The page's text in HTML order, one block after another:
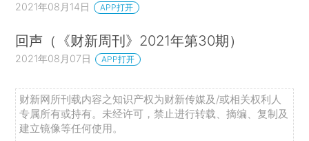
2021年08月14日 APP打开
回声（《财新周刊》2021年第30期）
2021年08月07日 APP打开
财新网所刊载内容之知识产权为财新传媒及/或相关权利人
专属所有或持有。未经许可，禁止进行转载、摘编、复制及
建立镜像等任何使用。